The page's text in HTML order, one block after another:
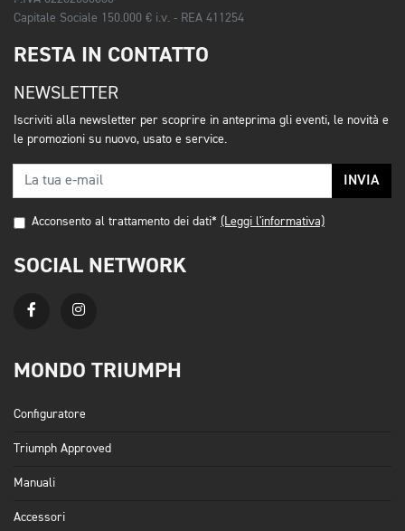
Capitale Sociale 150.000 € i.v. - REA 411254
RESTA IN CONTATTO
NEWSLETTER
Iscriviti alla newsletter per scoprire in anteprima gli eventi, le novità e
le promozioni su nuovo, usato e service.
INVIA
Acconsento al trattamento dei dati* (Leggi l'informativa)
SOCIAL NETWORK
MONDO TRIUMPH
Configuratore
Triumph Approved
Manuali
Accessori